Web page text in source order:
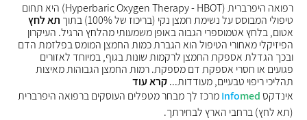
רפואה היפרברית (Hyperbaric Oxygen Therapy - HBOT) היא תחום
טיפולי המבוסס על נשימת חמצן נקי (בריכוז של 100%) בתוך
תא לחץ
אטום, בלחץ אטמוספרי הגבוה באופן משמעותי מהלחץ הרגיל. העיקרון
הפיזיקלי מאחורי הטיפול הוא הגברת כמות החמצן המומס בפלזמת הדם
ובכך הגדלת אספקת החמצן לרקמות שונות בגוף, במיוחד לאזורים
פגועים או חסרי אספקת דם מספקת. רמות החמצן הגבוהות מאיצות
תהליכי ריפוי טבעיים, מעודדות...קרא עוד
אינדקס
Infomed
מרכז לך מבחר מטפלים העוסקים ברפואה היפרברית
(תא לחץ) ברחבי הארץ לבחירתך.